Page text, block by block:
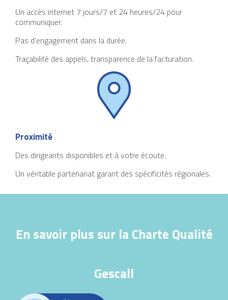
Un accès internet 7 jours/7 et 24 heures/24 pour
communiquer.
Pas d’engagement dans la durée.
Traçabilité des appels, transparence de la facturation.
Proximité
Des dirigeants disponibles et à votre écoute.
Un véritable partenariat garant des spécificités régionales.
En savoir plus sur la Charte Qualité
Gescall